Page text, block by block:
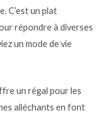
C’est un plat
répondre à diverses
un mode de vie
un régal pour les
alléchants en font